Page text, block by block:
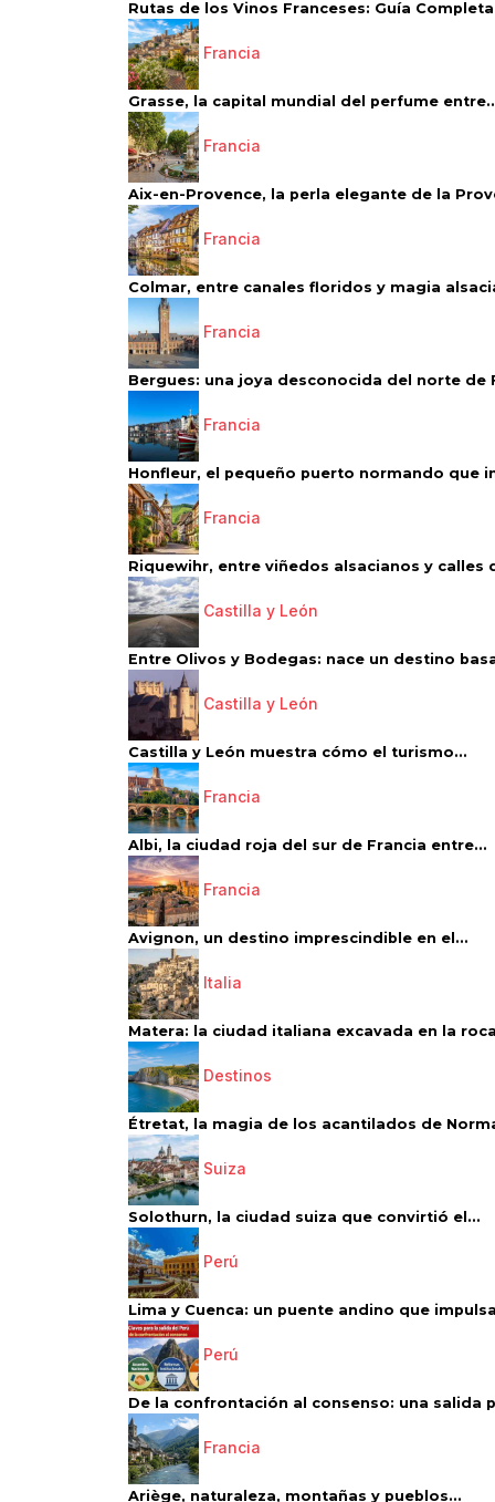
Rutas de los Vinos Franceses: Guía
Francia
Grasse, la capital mundial del perfume
Francia
Aix-en-Provence, la perla elegante de la
Francia
Colmar, entre canales floridos y magia
Francia
Bergues: una joya desconocida del norte de
Francia
Honfleur, el pequeño puerto normando que
Francia
Riquewihr, entre viñedos alsacianos y calles
Castilla y León
Entre Olivos y Bodegas: nace un destino
Castilla y León
Castilla y León muestra cómo el turismo...
Francia
Albi, la ciudad roja del sur de Francia entre...
Francia
Avignon, un destino imprescindible en el...
Italia
Matera: la ciudad italiana excavada en la
Destinos
Étretat, la magia de los acantilados de
Suiza
Solothurn, la ciudad suiza que convirtió el...
Perú
Lima y Cuenca: un puente andino que
Perú
De la confrontación al consenso: una salida
Francia
Ariège, naturaleza, montañas y pueblos...